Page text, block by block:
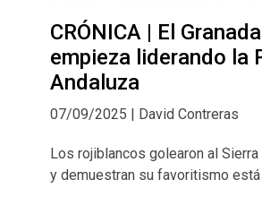
CRÓNICA | El
empieza liderando la
Andaluza
07/09/2025 | David Contreras
Los rojiblancos golearon al Sierra
y demuestran su favoritismo